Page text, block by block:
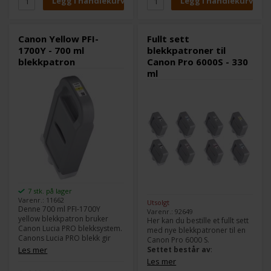
Farge:
Photo Myan
Canon imagePROGRAF PRO
2000
Canon imagePROGRAF PRO
Canon imagePROGRAF PRO
Canon imagePROGRAF PRO
Kompatible med følgende
2000
Canon imagePROGRAF PRO
4000
Canon imagePROGRAF PRO
Canon Yellow PFI-
1700Y - 700 ml
blekkpatron
7 stk. på lager
Varenr.: 11662
Denne 700 ml PFI-1700Y
yellow blekkpatron bruker
Canon Lucia PRO blekksystem.
Canons Lucia PRO blekk gir
god densitet i fargene og et
stort fargespekter.
Les mer
Fullt sett
blekkpatroner til
Canon Pro 6000S - 330
ml
Utsolgt
Varenr.: 92649
Her kan du bestille et fullt sett
med nye blekkpatroner til en
Canon Pro 6000 S.
Settet består av:
Les mer